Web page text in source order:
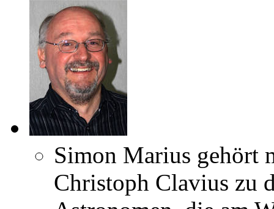
Simon Marius gehört
Christoph Clavius zu